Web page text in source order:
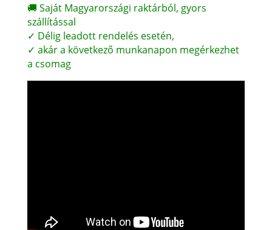
🚚 Saját Magyarországi raktárból, gyors
szállítással
✓ Délig leadott rendelés esetén,
✓ akár a következő munkanapon megérkezhet
a csomag